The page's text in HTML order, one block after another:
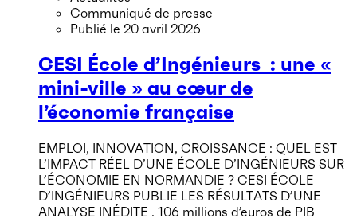
Communiqué de presse
Publié le 20 avril 2026
CESI École d’Ingénieurs : une «
mini-ville » au cœur de
l’économie française
EMPLOI, INNOVATION, CROISSANCE : QUEL EST
L’IMPACT RÉEL D’UNE ÉCOLE D’INGÉNIEURS SUR
L’ÉCONOMIE EN NORMANDIE ? CESI ÉCOLE
D’INGÉNIEURS PUBLIE LES RÉSULTATS D’UNE
ANALYSE INÉDITE . 106 millions d’euros de PIB